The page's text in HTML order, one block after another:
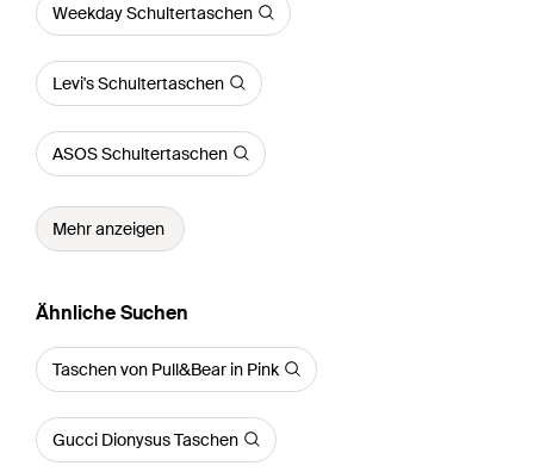
Weekday Schultertaschen
Levi's Schultertaschen
ASOS Schultertaschen
Mehr anzeigen
Ähnliche Suchen
Taschen von Pull&Bear in Pink
Gucci Dionysus Taschen